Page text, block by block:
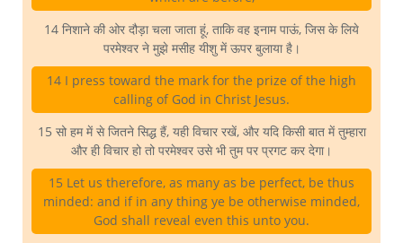
14 निशाने की ओर दौड़ा चला जाता हूं, ताकि वह इनाम पाऊं, जिस के लिये
परमेश्वर ने मुझे मसीह यीशु में ऊपर बुलाया है।
14 I press toward the mark for the prize of the high
calling of God in Christ Jesus.
15 सो हम में से जितने सिद्ध हैं, यही विचार रखें, और यदि किसी बात में तुम्हारा
और ही विचार हो तो परमेश्वर उसे भी तुम पर प्रगट कर देगा।
15 Let us therefore, as many as be perfect, be thus
minded: and if in any thing ye be otherwise minded,
God shall reveal even this unto you.